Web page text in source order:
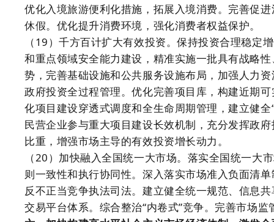
优化入境旅游便利化措施，拓展入境消费。完善促
休假。优化提升消费环境，强化消费者权益保护。
（19）千方百计扩大有效投资。保持投资合理稳定
和重点领域安全能力建设，精准实施一批具有战略
势，完善基础设施和公共服务设施布局，加强人力
政府投资全过程管理。优化完善项目库，构建近期
化项目建设穿透式调度和全生命周期管理，建立健
民营企业参与重大项目建设长效机制，充分发挥政
比重，增强市场主导的有效投资增长动力。
（20）加快融入全国统一大市场。落实全国统一大
则一致性和执行协同性。深入落实市场准入负面清
反不正当竞争执法司法。建立健全统一规范、信息
交易平台体系。综合整治“内卷式”竞争。完善市场